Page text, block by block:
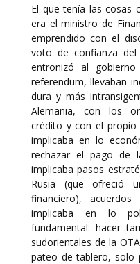
El que tenía las cosas
era el ministro de
emprendido con el
voto de confianza
entronizó al
referendum, llevaban
dura y más
Alemania, con los
crédito y con el propio
implicaba en lo
rechazar el pago de
implicaba pasos
Rusia (que ofreció
financiero),
implicaba en lo
fundamental: hacer
sudorientales de la
pateo de tablero, solo